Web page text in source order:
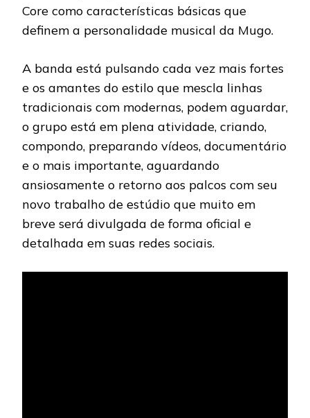
Core como características básicas que
definem a personalidade musical da Mugo.
A banda está pulsando cada vez mais fortes
e os amantes do estilo que mescla linhas
tradicionais com modernas, podem aguardar,
o grupo está em plena atividade, criando,
compondo, preparando vídeos, documentário
e o mais importante, aguardando
ansiosamente o retorno aos palcos com seu
novo trabalho de estúdio que muito em
breve será divulgada de forma oficial e
detalhada em suas redes sociais.